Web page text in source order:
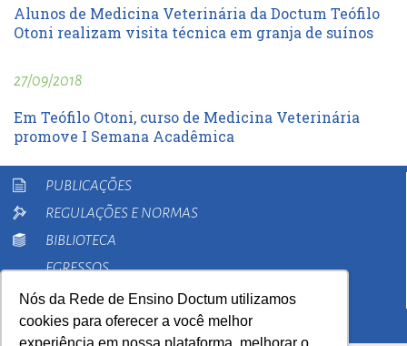
Nós da Rede de Ensino Doctum utilizamos
cookies para oferecer a você melhor
experiência em nossa plataforma, melhorar o
Alunos de Medicina Veterinária da Doctum Teófilo
Otoni realizam visita técnica em granja de suínos
27/09/2018
Em Teófilo Otoni, curso de Medicina Veterinária
promove I Semana Acadêmica
PUBLICAÇÕES
REGULAÇÕES E NORMAS
BIBLIOTECA
EGRESSOS
PESQUISA
EXTENSÃO